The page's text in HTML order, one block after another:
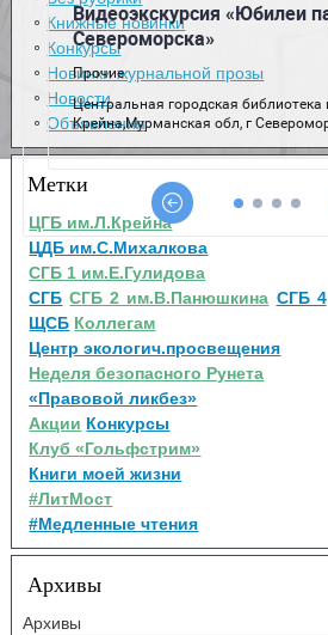
Книжные новинки
Конкурсы
Новинки журнальной прозы
Новости
Объявления
Метки
ЦГБ им.Л.Крейна
ЦДБ им.С.Михалкова
СГБ 1 им.Е.Гулидова
СГБ СГБ 2 им.В.Панюшкина СГБ 4
ЩСБ Коллегам
Центр экологич.просвещения
Неделя безопасного Рунета
«Правовой ликбез»
Акции Конкурсы
Клуб «Гольфстрим»
Книги моей жизни
#ЛитМост
#Медленные чтения
Архивы
Архивы